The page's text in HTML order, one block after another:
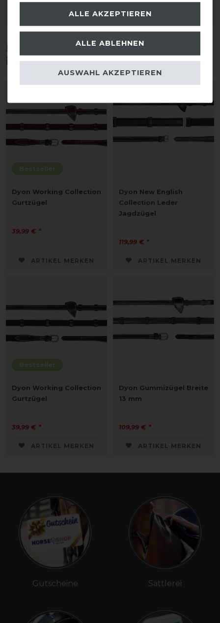
ARTIKEL MERKEN ARTIKEL MERKEN
Diese Produkte könnten dich auch
interessieren
Bestseller
Dyon Working Collection
Gurtzügel
39,99 € *
ARTIKEL MERKEN
Dyon New English
Collection Leder
Jagdzügel
119,99 € *
ARTIKEL MERKEN
Bestseller
Dyon Working Collection
Gurtzügel
39,99 € *
ARTIKEL MERKEN
Dyon Gummizügel Breite
13 mm
109,99 € *
ARTIKEL MERKEN
Gutscheine Sattlerei
ALLE AKZEPTIEREN
ALLE ABLEHNEN
AUSWAHL AKZEPTIEREN